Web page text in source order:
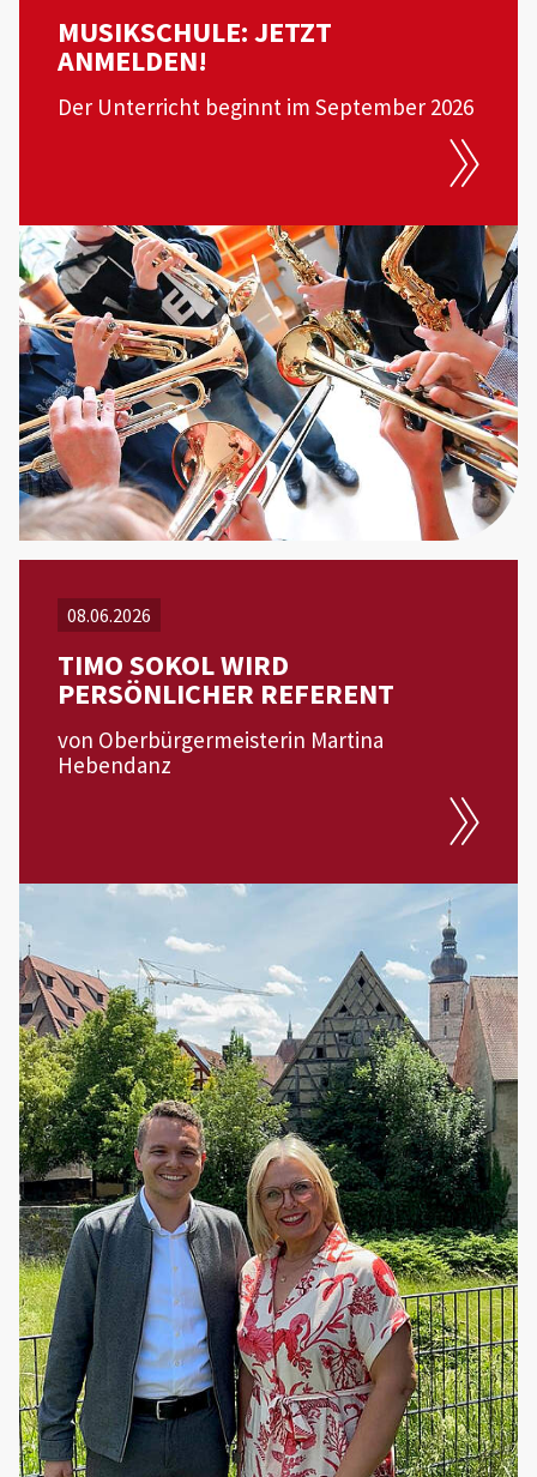
MUSIKSCHULE: JETZT
ANMELDEN!
Der Unterricht beginnt im September 2026
08.06.2026
TIMO SOKOL WIRD
PERSÖNLICHER REFERENT
von Oberbürgermeisterin Martina
Hebendanz